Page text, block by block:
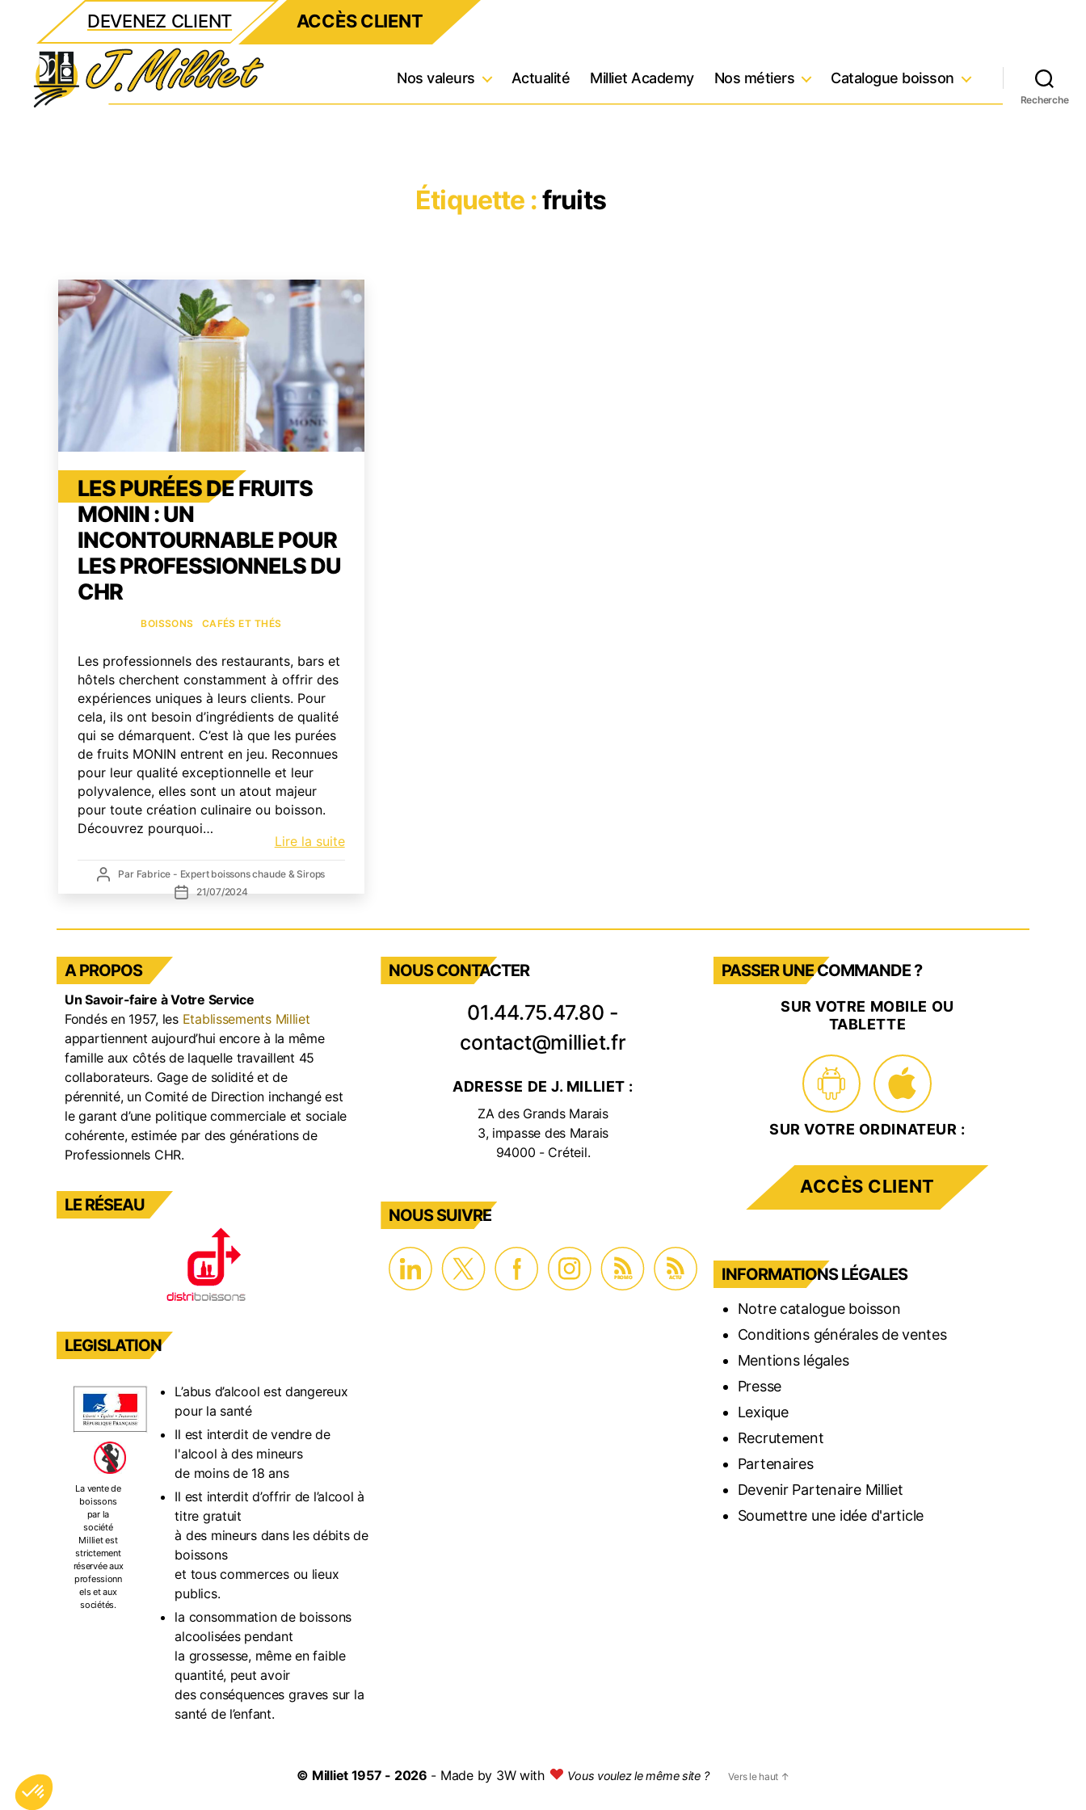
DEVENEZ CLIENT ACCÈS CLIENT
Nos valeurs Actualité Milliet Academy Nos métiers Catalogue boisson
Recherche
Étiquette :fruits
LES PURÉES DE FRUITS
MONIN : UN
INCONTOURNABLE POUR
LES PROFESSIONNELS DU
CHR
CatégoriesBOISSONS CAFÉS ET THÉS
Les professionnels des restaurants, bars et
hôtels cherchent constamment à offrir des
expériences uniques à leurs clients. Pour
cela, ils ont besoin d’ingrédients de qualité
qui se démarquent. C’est là que les purées
de fruits MONIN entrent en jeu. Reconnues
pour leur qualité exceptionnelle et leur
polyvalence, elles sont un atout majeur
pour toute création culinaire ou boisson.
Découvrez pourquoi…
Lire la suiteLes
purées
fruits
:
Incontournable
AuteurPar Fabrice - Expert boissons chaude & Sirops
Date
21/07/2024
A PROPOS
Un Savoir-faire à Votre Service
Fondés en 1957, les Etablissements Milliet
appartiennent aujourd’hui encore à la même
famille aux côtés de laquelle travaillent 45
collaborateurs. Gage de solidité et de
pérennité, un Comité de Direction inchangé est
le garant d’une politique commerciale et sociale
cohérente, estimée par des générations de
Professionnels CHR.
LE RÉSEAU
LEGISLATION
La vente de
boissons
par la
société
Milliet est
strictement
réservée aux
professionn
els et aux
sociétés.
L’abus d’alcool est dangereux
pour la santé
Il est interdit de vendre de
l'alcool à des mineurs
de moins de 18 ans
Il est interdit d’offrir de l’alcool à
titre gratuit
à des mineurs dans les débits de
boissons
et tous commerces ou lieux
publics.
la consommation de boissons
alcoolisées pendant
la grossesse, même en faible
quantité, peut avoir
des conséquences graves sur la
santé de l’enfant.
NOUS CONTACTER
01.44.75.47.80 -
contact@milliet.fr
ADRESSE DE J. MILLIET :
ZA des Grands Marais
3, impasse des Marais
94000 - Créteil.
NOUS SUIVRE
PROMO ACTU
PASSER UNE COMMANDE ?
SUR VOTRE MOBILE OU
TABLETTE
SUR VOTRE ORDINATEUR :
ACCÈS CLIENT
INFORMATIONS LÉGALES
Notre catalogue boisson
Conditions générales de ventes
Mentions légales
Presse
Lexique
Recrutement
Partenaires
Devenir Partenaire Milliet
Soumettre une idée d'article
© Milliet 1957 - 2026 - Made by 3W with Vous voulez le même site ? Vers le haut ↑